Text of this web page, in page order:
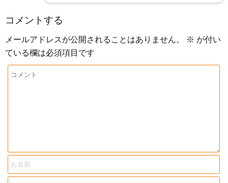
コメントする
メールアドレスが公開されることはありません。 ※ が付い
ている欄は必須項目です